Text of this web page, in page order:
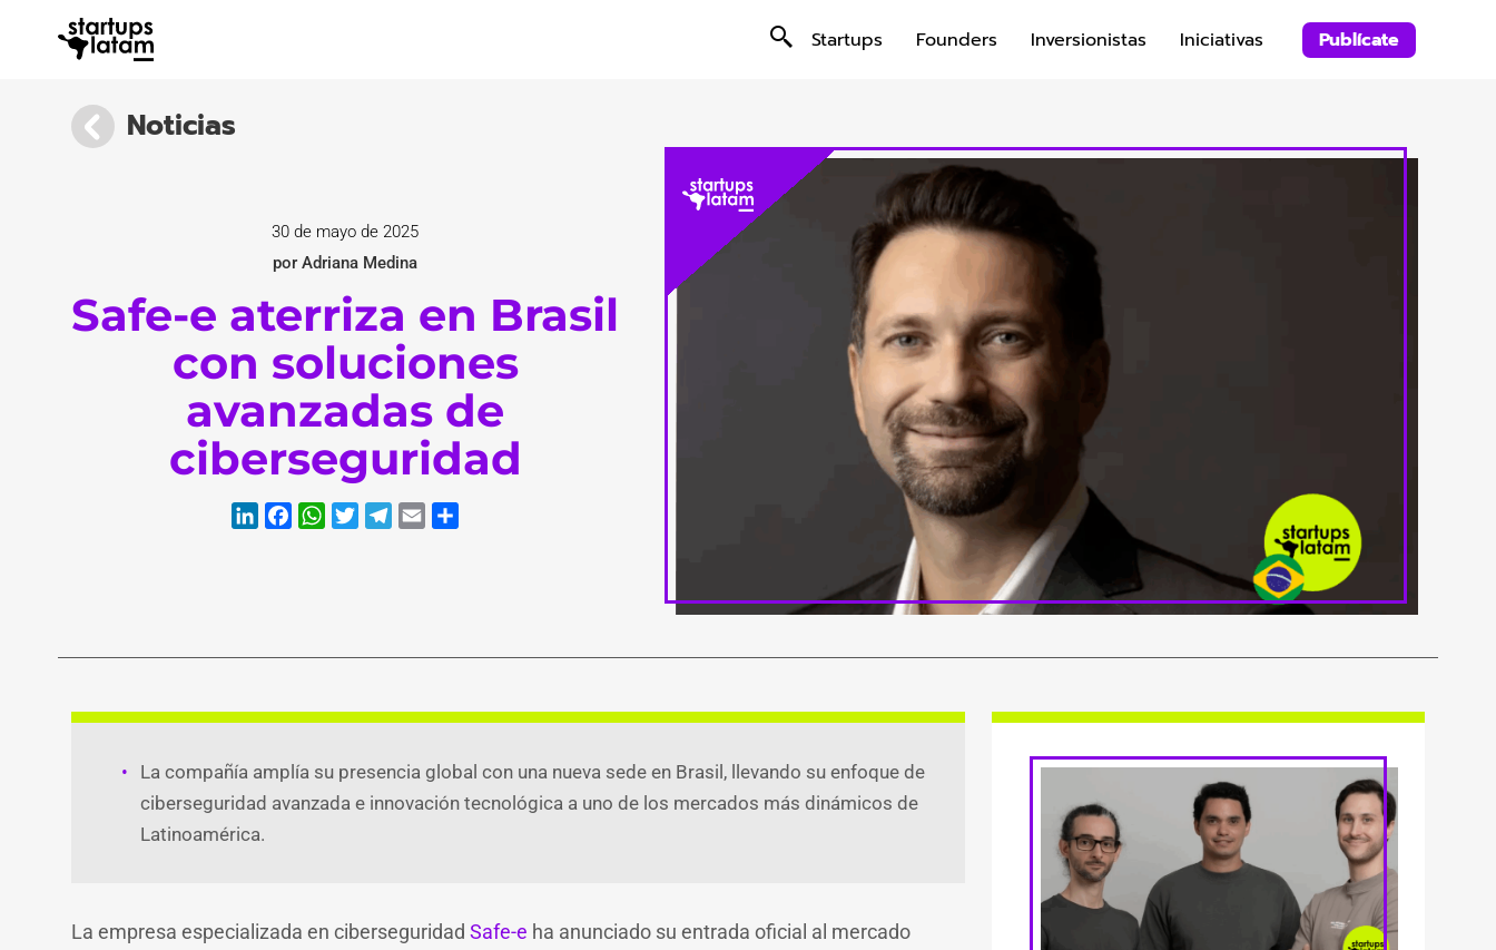
Startups Founders Inversionistas Iniciativas Publícate
Noticias
30 de mayo de 2025
por Adriana Medina
Safe-e aterriza en Brasil
con soluciones
avanzadas de
ciberseguridad
La compañía amplía su presencia global con una nueva sede en Brasil, llevando su enfoque de
ciberseguridad avanzada e innovación tecnológica a uno de los mercados más dinámicos de
Latinoamérica.
La empresa especializada en ciberseguridad Safe-e ha anunciado su entrada oficial al mercado